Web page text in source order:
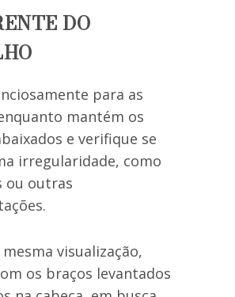
DO
para as
mantém os
e verifique se
irregularidade, como
ou outras
visualização,
os braços levantados